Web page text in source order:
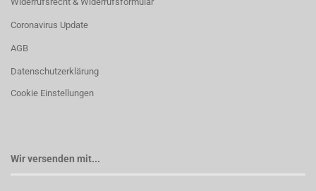
Coronavirus Update
AGB
Datenschutzerklärung
Cookie Einstellungen
Wir versenden mit...